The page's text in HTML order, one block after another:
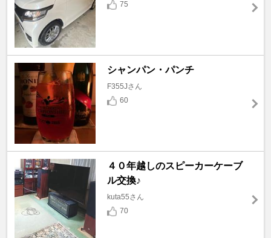
75
シャンパン・パンチ
F355Jさん
60
４０年越しのスピーカーケーブ
ル交換♪
kuta55さん
70